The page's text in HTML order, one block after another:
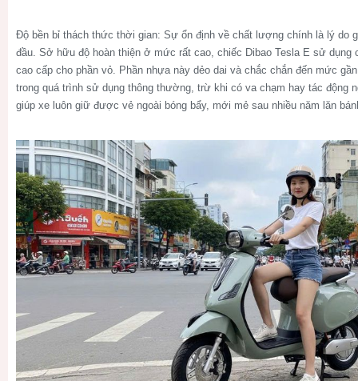
Độ bền bỉ thách thức thời gian: Sự ổn định về chất lượng chính là lý do
đầu. Sở hữu độ hoàn thiện ở mức rất cao, chiếc Dibao Tesla E sử dụng
cao cấp cho phần vỏ. Phần nhựa này dẻo dai và chắc chắn đến mức
trong quá trình sử dụng thông thường, trừ khi có va chạm hay tác động
giúp xe luôn giữ được vẻ ngoài bóng bẩy, mới mẻ sau nhiều năm lăn